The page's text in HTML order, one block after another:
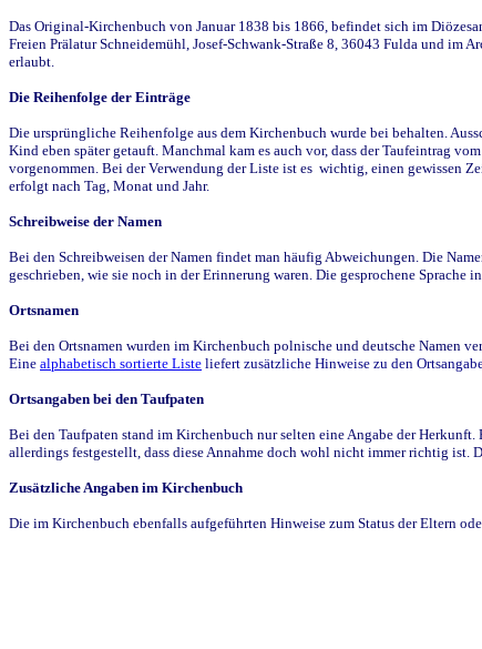
Das Original-Kirchenbuch von Januar 1838 bis 1866, befindet sich im
Freien Prälatur Schneidemühl, Josef-Schwank-Straße 8, 36043 Fulda und im
erlaubt.
Die Reihenfolge der Einträge
Die ursprüngliche Reihenfolge aus dem Kirchenbuch wurde bei behalten.
Kind eben später getauft. Manchmal kam es auch vor, dass der Taufeintrag
vorgenommen. Bei der Verwendung der Liste ist es wichtig, einen gewissen
erfolgt nach Tag, Monat und Jahr.
Schreibweise der Namen
Bei den Schreibweisen der Namen findet man häufig Abweichungen. Die
geschrieben, wie sie noch in der Erinnerung waren. Die gesprochene
Ortsnamen
Bei den Ortsnamen wurden im Kirchenbuch polnische und deutsche Namen
Eine alphabetisch sortierte Liste liefert zusätzliche Hinweise zu den
Ortsangaben bei den Taufpaten
Bei den Taufpaten stand im Kirchenbuch nur selten eine Angabe der
allerdings festgestellt, dass diese Annahme doch wohl nicht immer richtig ist.
Zusätzliche Angaben im Kirchenbuch
Die im Kirchenbuch ebenfalls aufgeführten Hinweise zum Status der Eltern